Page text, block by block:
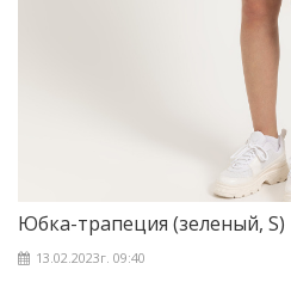
Юбка-трапеция (зеленый, S)
13.02.2023г. 09:40